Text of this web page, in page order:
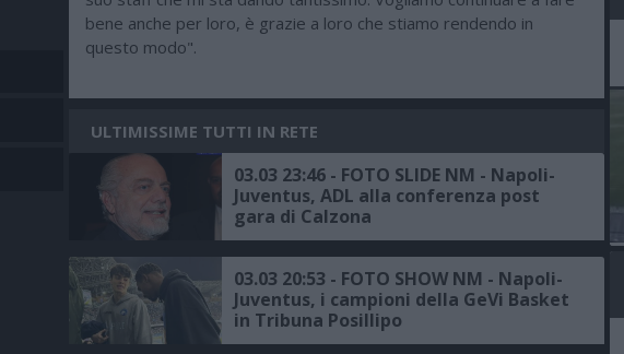
bene anche per loro, è grazie a loro che stiamo rendendo in
questo modo".
ULTIMISSIME TUTTI IN RETE
03.03 23:46 - FOTO SLIDE NM - Napoli-
Juventus, ADL alla conferenza post
gara di Calzona
03.03 20:53 - FOTO SHOW NM - Napoli-
Juventus, i campioni della GeVi Basket
in Tribuna Posillipo